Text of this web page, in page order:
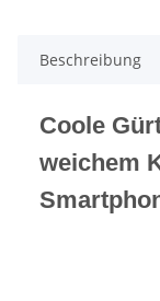
Beschreibung
Coole
weichem